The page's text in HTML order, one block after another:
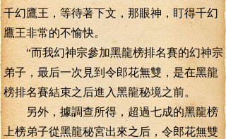
千幻鷹王，等待著下文，那眼神，盯得千幻
鷹王非常的不愉快。
“而我幻神宗參加黑龍榜排名賽的幻神宗
弟子，最后一次見到令郎花無雙，是在黑龍
榜排名賽結束之后進入黑龍秘境之前。
另外，據調查所得，超過七成的黑龍榜
上榜弟子從黑龍秘宮出來之后，令郎花無雙